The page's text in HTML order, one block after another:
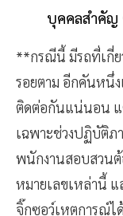
บุคคลสำคัญ
**กรณีนี้ มีรถที่เกี่ย
รอยตาม อีกคันหนึ่
ติดต่อกันแน่นอน แ
เฉพาะช่วงปฏิบัติภ
พนักงานสอบสวน
หมายเลขเหล่านี้
จิ๊กซอว์เหตุการณ์ไ